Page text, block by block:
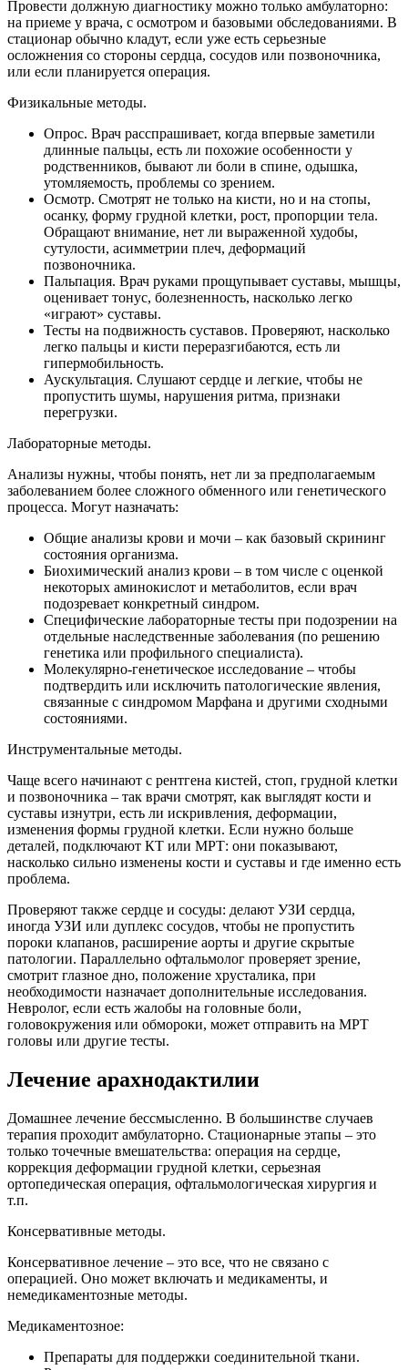
Провести должную диагностику можно только амбулаторно:
на приеме у врача, с осмотром и базовыми обследованиями. В
стационар обычно кладут, если уже есть серьезные
осложнения со стороны сердца, сосудов или позвоночника,
или если планируется операция.
Физикальные методы.
Опрос. Врач расспрашивает, когда впервые заметили
длинные пальцы, есть ли похожие особенности у
родственников, бывают ли боли в спине, одышка,
утомляемость, проблемы со зрением.
Осмотр. Смотрят не только на кисти, но и на стопы,
осанку, форму грудной клетки, рост, пропорции тела.
Обращают внимание, нет ли выраженной худобы,
сутулости, асимметрии плеч, деформаций
позвоночника.
Пальпация. Врач руками прощупывает суставы, мышцы,
оценивает тонус, болезненность, насколько легко
«играют» суставы.
Тесты на подвижность суставов. Проверяют, насколько
легко пальцы и кисти переразгибаются, есть ли
гипермобильность.
Аускультация. Слушают сердце и легкие, чтобы не
пропустить шумы, нарушения ритма, признаки
перегрузки.
Лабораторные методы.
Анализы нужны, чтобы понять, нет ли за предполагаемым
заболеванием более сложного обменного или генетического
процесса. Могут назначать:
Общие анализы крови и мочи – как базовый скрининг
состояния организма.
Биохимический анализ крови – в том числе с оценкой
некоторых аминокислот и метаболитов, если врач
подозревает конкретный синдром.
Специфические лабораторные тесты при подозрении на
отдельные наследственные заболевания (по решению
генетика или профильного специалиста).
Молекулярно‑генетическое исследование – чтобы
подтвердить или исключить патологические явления,
связанные с синдромом Марфана и другими сходными
состояниями.
Инструментальные методы.
Чаще всего начинают с рентгена кистей, стоп, грудной клетки
и позвоночника – так врачи смотрят, как выглядят кости и
суставы изнутри, есть ли искривления, деформации,
изменения формы грудной клетки. Если нужно больше
деталей, подключают КТ или МРТ: они показывают,
насколько сильно изменены кости и суставы и где именно есть
проблема.
Проверяют также сердце и сосуды: делают УЗИ сердца,
иногда УЗИ или дуплекс сосудов, чтобы не пропустить
пороки клапанов, расширение аорты и другие скрытые
патологии. Параллельно офтальмолог проверяет зрение,
смотрит глазное дно, положение хрусталика, при
необходимости назначает дополнительные исследования.
Невролог, если есть жалобы на головные боли,
головокружения или обмороки, может отправить на МРТ
головы или другие тесты.
Лечение арахнодактилии
Домашнее лечение бессмысленно. В большинстве случаев
терапия проходит амбулаторно. Стационарные этапы – это
только точечные вмешательства: операция на сердце,
коррекция деформации грудной клетки, серьезная
ортопедическая операция, офтальмологическая хирургия и
т.п.
Консервативные методы.
Консервативное лечение – это все, что не связано с
операцией. Оно может включать и медикаменты, и
немедикаментозные методы.
Медикаментозное:
Препараты для поддержки соединительной ткани.